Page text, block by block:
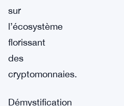
sur
l’écosystème
florissant
des
cryptomonnaies.
Démystification